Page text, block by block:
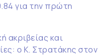
για την πρώτη
ακριβείας και
ο Κ. Στρατάκης στον